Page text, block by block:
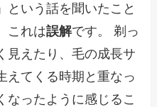
という話を聞いたこと
これは誤解です。 剃っ
見えたり、毛の成長サ
えてくる時期と重なっ
なったように感じるこ